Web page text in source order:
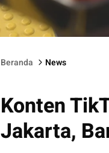
Beranda News
Konten
Jakarta,